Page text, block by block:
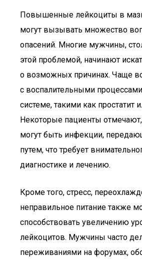
Повышенные лейкоциты в
могут вызывать множество
опасений. Многие мужчины,
этой проблемой, начинают
о возможных причинах. Чаще
с воспалительными
системе, такими как простатит
Некоторые пациенты
могут быть инфекции,
путем, что требует
диагностике и лечению.
Кроме того, стресс,
неправильное питание также
способствовать увеличению
лейкоцитов. Мужчины часто
переживаниями на форумах,